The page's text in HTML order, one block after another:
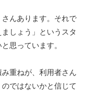
んあります。それで
しょう」というスタ
思っています。
重ねが、利用者さん
ではないかと信じて